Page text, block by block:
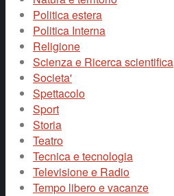
Politica estera
Politica Interna
Religione
Scienza e Ricerca scientifica
Societa'
Spettacolo
Sport
Storia
Teatro
Tecnica e tecnologia
Televisione e Radio
Tempo libero e vacanze